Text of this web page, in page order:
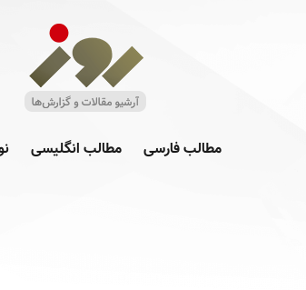
مطالب فارسی مطالب انگلیسی